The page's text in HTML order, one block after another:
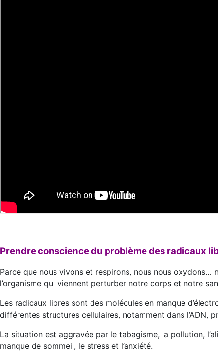
Prendre conscience du problème des radicaux
Parce que nous vivons et respirons, nous nous oxydons…
l’organisme qui viennent perturber notre corps et notre
Les radicaux libres sont des molécules en manque
différentes structures cellulaires, notamment dans l’ADN,
La situation est aggravée par le tabagisme, la pollution,
manque de sommeil, le stress et l’anxiété.